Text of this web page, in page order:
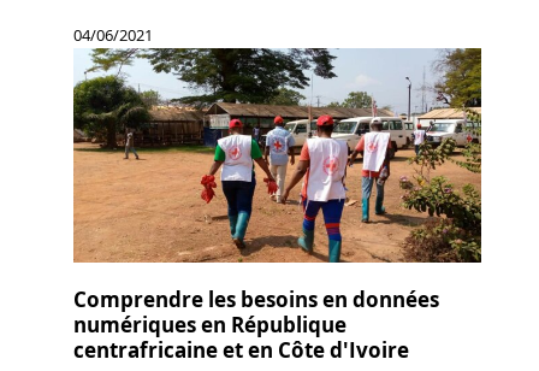
04/06/2021
Comprendre les besoins en données
numériques en République
centrafricaine et en Côte d'Ivoire